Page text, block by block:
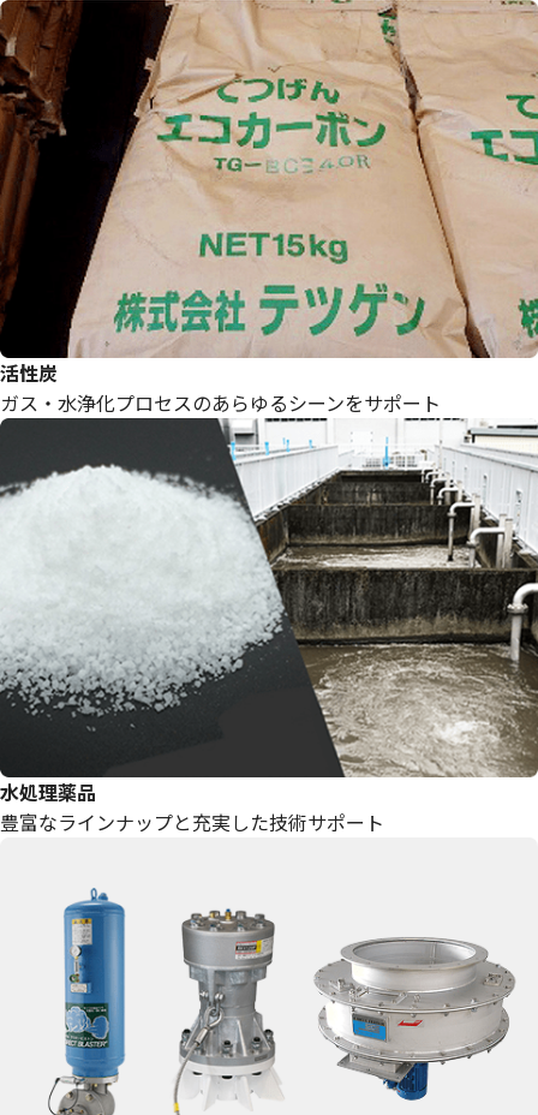
活性炭
ガス・水浄化プロセスのあらゆるシーンをサポート
水処理薬品
豊富なラインナップと充実した技術サポート